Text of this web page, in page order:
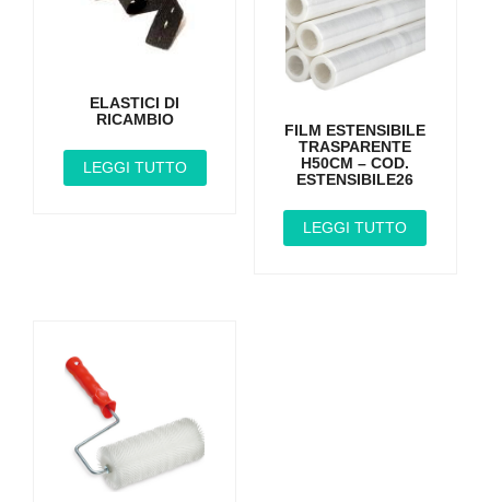
ELASTICI DI
RICAMBIO
LEGGI TUTTO
FILM ESTENSIBILE
TRASPARENTE
H50CM – COD.
ESTENSIBILE26
LEGGI TUTTO